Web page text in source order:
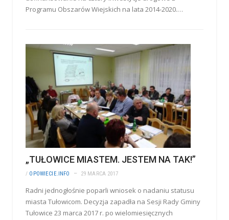
Programu Obszarów Wiejskich na lata 2014-2020.…
„TUŁOWICE MIASTEM. JESTEM NA TAK!”
/ OPOWIECIE.INFO 29 MARCA 2017
Radni jednogłośnie poparli wniosek o nadaniu statusu
miasta Tułowicom. Decyzja zapadła na Sesji Rady Gminy
Tułowice 23 marca 2017 r. po wielomiesięcznych